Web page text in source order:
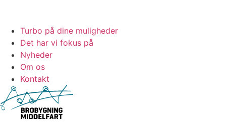
Turbo på dine muligheder
Det har vi fokus på
Nyheder
Om os
Kontakt